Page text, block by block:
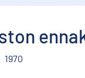
1970